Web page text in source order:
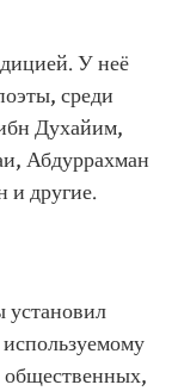
У неё
среди
Духайим,
Абдуррахман
и другие.
установил
общественных,